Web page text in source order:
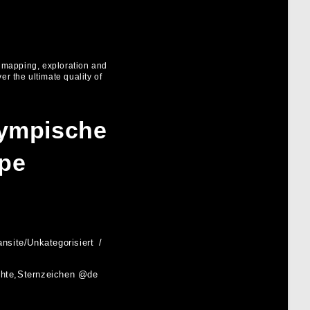
exploration and
the ultimate quality of
/Unkategorisiert
,Sternzeichen @de